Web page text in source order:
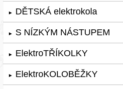
► DĚTSKÁ elektrokola
► S NÍZKÝM NÁSTUPEM
► ElektroTŘÍKOLKY
► ElektroKOLOBĚŽKY